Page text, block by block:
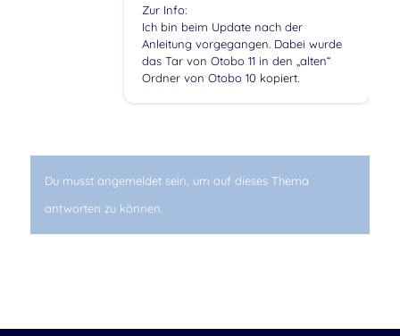
Zur Info:
Ich bin beim Update nach der
Anleitung vorgegangen. Dabei wurde
das Tar von Otobo 11 in den „alten“
Ordner von Otobo 10 kopiert.
Du musst angemeldet sein, um auf dieses Thema
antworten zu können.